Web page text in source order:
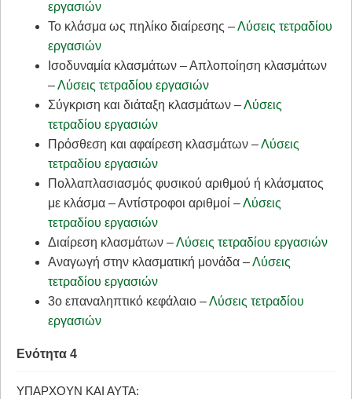
εργασιών
Το κλάσμα ως πηλίκο διαίρεσης –Λύσεις τετραδίου
εργασιών
Ισοδυναμία κλασμάτων – Απλοποίηση κλασμάτων
–Λύσεις τετραδίου εργασιών
Σύγκριση και διάταξη κλασμάτων –Λύσεις
τετραδίου εργασιών
Πρόσθεση και αφαίρεση κλασμάτων –Λύσεις
τετραδίου εργασιών
Πολλαπλασιασμός φυσικού αριθμού ή κλάσματος
με κλάσμα – Αντίστροφοι αριθμοί –Λύσεις
τετραδίου εργασιών
Διαίρεση κλασμάτων –Λύσεις τετραδίου εργασιών
Αναγωγή στην κλασματική μονάδα –Λύσεις
τετραδίου εργασιών
3o επαναληπτικό κεφάλαιο –Λύσεις τετραδίου
εργασιών
Ενότητα 4
ΥΠΆΡΧΟΥΝ ΚΑΙ ΑΥΤΆ: